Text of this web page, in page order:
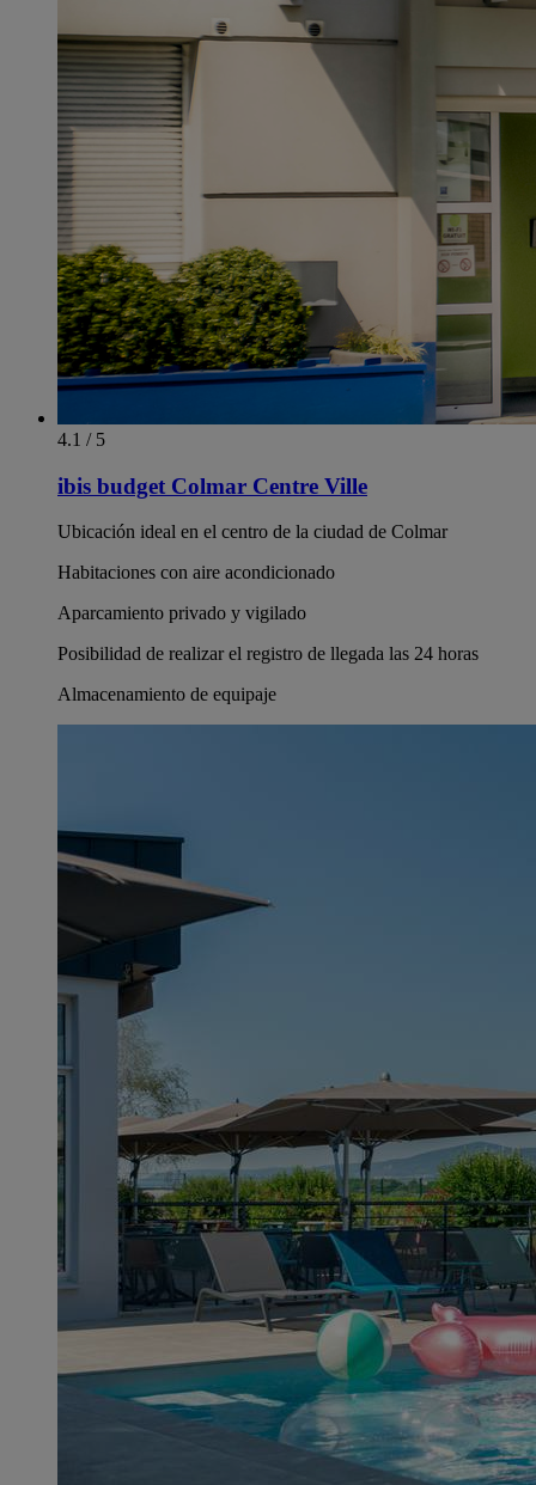
4.1 / 5
ibis budget Colmar Centre Ville
Ubicación ideal en el centro de la ciudad de Colmar
Habitaciones con aire acondicionado
Aparcamiento privado y vigilado
Posibilidad de realizar el registro de llegada las 24 horas
Almacenamiento de equipaje